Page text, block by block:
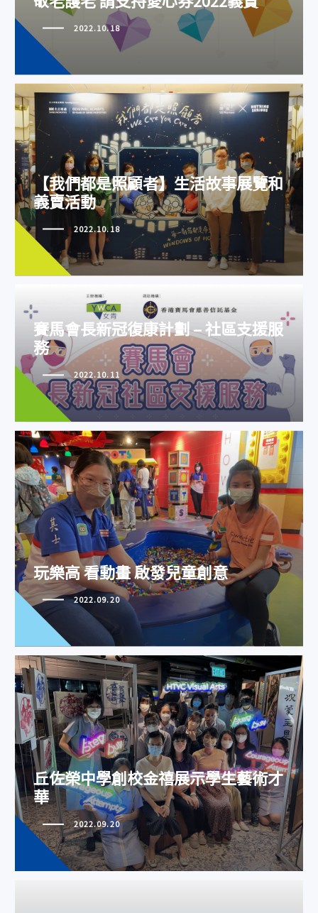
2022.10.18
【我們都是照顧者】生活故事展覽
和義賣活動
【我們都是照顧者】生活故事展覽和
義賣活動
2022.10.18
賽馬會長新冠復康計劃 – 社區支援
服務
賽馬會長新冠復康計劃 – 社區支援服
務
2022.10.11
玩樂高 看動畫 啟發兒童創意
玩樂高 看動畫 啟發兒童創意
2022.09.20
丘佐榮中學創校金禧展示學生藝術
才華
丘佐榮中學創校金禧展示學生藝術才
華
2022.09.20